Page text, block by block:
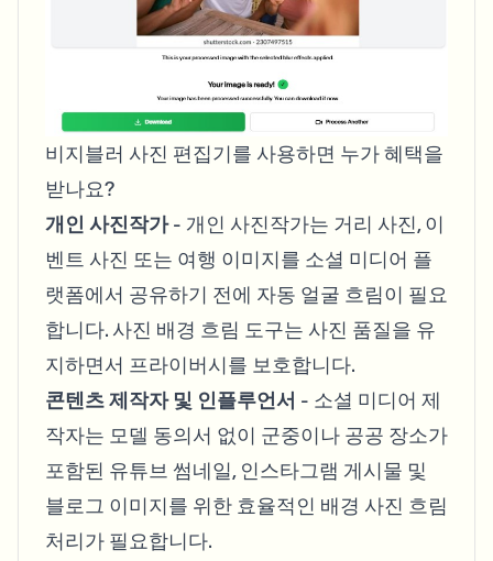
비지블러 사진 편집기를 사용하면 누가 혜택을
받나요?
개인 사진작가- 개인 사진작가는 거리 사진, 이
벤트 사진 또는 여행 이미지를 소셜 미디어 플
랫폼에서 공유하기 전에 자동 얼굴 흐림이 필요
합니다. 사진 배경 흐림 도구는 사진 품질을 유
지하면서 프라이버시를 보호합니다.
콘텐츠 제작자 및 인플루언서 - 소셜 미디어 제
작자는 모델 동의서 없이 군중이나 공공 장소가
포함된 유튜브 썸네일, 인스타그램 게시물 및
블로그 이미지를 위한 효율적인 배경 사진 흐림
처리가 필요합니다.